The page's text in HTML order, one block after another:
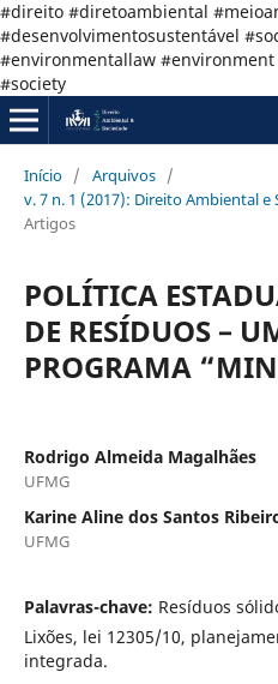
#direito #diretoambiental
#desenvolvimentosustentável
#environmentallaw
#society
Início / Arquivos /
v. 7 n. 1 (2017): Direito Ambiental e
Artigos
POLÍTICA
DE RESÍDUOS –
PROGRAMA
Rodrigo Almeida Magalhães
UFMG
Karine Aline dos Santos
UFMG
Palavras-chave: Resíduos
Lixões, lei 12305/10,
integrada.